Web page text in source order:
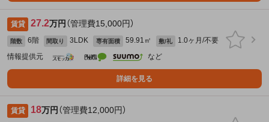
賃貸 27.2万円 （管理費15,000円）
階数 6階 間取り 3LDK 専有面積 59.91㎡ 敷/礼
1.0ヶ月/不要
情報提供元
など
詳細を見る
賃貸 18万円 （管理費12,000円）